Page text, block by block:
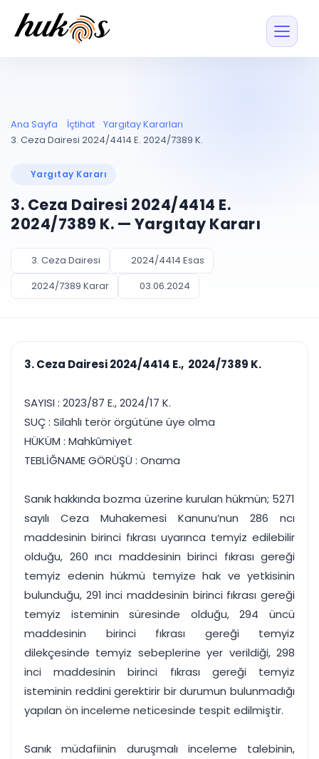
Entegrasyonu
UYAP ile otomatik
UYAP Evrak
Entegrasyonu
UETS Entegrasyonu
Tebligatları anında
Müvekkil ve taraf
Vekalet
PLANLAMA & TAKİP
Pano ve Takip
Duruşma ve görev
takvimi
Bildirim
takibi
Tek panelde uçtan uca yönetim
UYAP & UETS entegrasyonundan finansa, hepsi bir arada.
Blog
Ücretsiz Başlayın Giriş Yap
Ana Sayfa İçtihat
Yargıtay Kararları
3. Ceza Dairesi 2024/4414 E. 2024/7389 K.
Yargıtay Kararı
3. Ceza Dairesi 2024/4414 E.
2024/7389 K. — Yargıtay Kararı
3. Ceza Dairesi
2024/4414 Esas
2024/7389 Karar
03.06.2024
3. Ceza Dairesi 2024/4414 E., 2024/7389 K.
SAYISI : 2023/87 E., 2024/17 K.
SUÇ : Silahlı terör örgütüne üye olma
HÜKÜM : Mahkûmiyet
TEBLİĞNAME GÖRÜŞÜ : Onama
Sanık hakkında bozma üzerine kurulan hükmün; 5271
sayılı Ceza Muhakemesi Kanunu’nun 286 ncı
maddesinin birinci fıkrası uyarınca temyiz edilebilir
olduğu, 260 ıncı maddesinin birinci fıkrası gereği
temyiz edenin hükmü temyize hak ve yetkisinin
bulunduğu, 291 inci maddesinin birinci fıkrası gereği
temyiz isteminin süresinde olduğu, 294 üncü
maddesinin birinci fıkrası gereği temyiz
dilekçesinde temyiz sebeplerine yer verildiği, 298
inci maddesinin birinci fıkrası gereği temyiz
isteminin reddini gerektirir bir durumun bulunmadığı
yapılan ön inceleme neticesinde tespit edilmiştir.
Sanık müdafiinin duruşmalı inceleme talebinin,